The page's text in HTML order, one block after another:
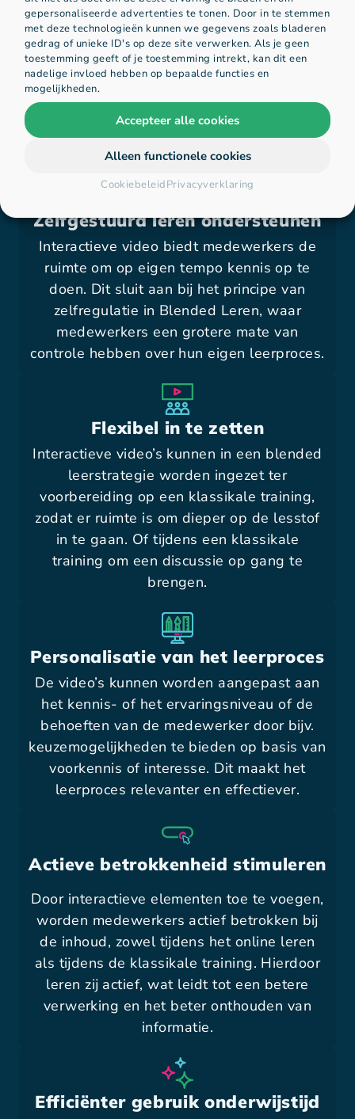
gepersonaliseerde advertenties te tonen. Door in te stemmen
met deze technologieën kunnen we gegevens zoals bladeren
gedrag of unieke ID's op deze site verwerken. Als je geen
toestemming geeft of je toestemming intrekt, kan dit een
nadelige invloed hebben op bepaalde functies en
mogelijkheden.
Accepteer alle cookies
Alleen functionele cookies
CookiebeleidPrivacyverklaring
lestijd halveert en kosten bespaart.
Voordelen van Blended Learning en
interactieve video
Zelfgestuurd leren ondersteunen
Interactieve video biedt medewerkers de
ruimte om op eigen tempo kennis op te
doen. Dit sluit aan bij het principe van
zelfregulatie in Blended Leren, waar
medewerkers een grotere mate van
controle hebben over hun eigen leerproces.
Flexibel in te zetten
Interactieve video’s kunnen in een blended
leerstrategie worden ingezet ter
voorbereiding op een klassikale training,
zodat er ruimte is om dieper op de lesstof
in te gaan. Of tijdens een klassikale
training om een discussie op gang te
brengen.
Personalisatie van het leerproces
De video’s kunnen worden aangepast aan
het kennis- of het ervaringsniveau of de
behoeften van de medewerker door bijv.
keuzemogelijkheden te bieden op basis van
voorkennis of interesse. Dit maakt het
leerproces relevanter en effectiever.
Actieve betrokkenheid stimuleren
Door interactieve elementen toe te voegen,
worden medewerkers actief betrokken bij
de inhoud, zowel tijdens het online leren
als tijdens de klassikale training. Hierdoor
leren zij actief, wat leidt tot een betere
verwerking en het beter onthouden van
informatie.
Efficiënter gebruik onderwijstijd